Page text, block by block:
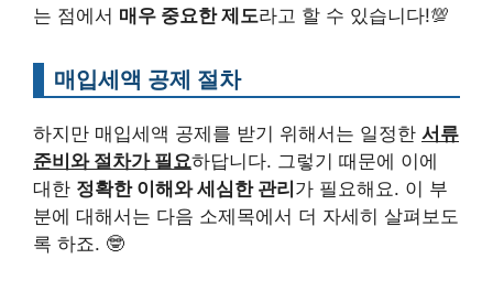
는 점에서 매우 중요한 제도라고 할 수 있습니다!💯
매입세액 공제 절차
하지만 매입세액 공제를 받기 위해서는 일정한 서류
준비와 절차가 필요하답니다. 그렇기 때문에 이에
대한 정확한 이해와 세심한 관리가 필요해요. 이 부
분에 대해서는 다음 소제목에서 더 자세히 살펴보도
록 하죠. 🤓